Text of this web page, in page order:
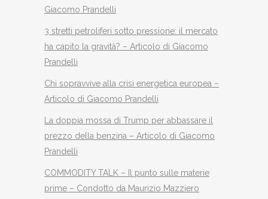
Giacomo Prandelli
3 stretti petroliferi sotto pressione: il mercato
ha capito la gravità? – Articolo di Giacomo
Prandelli
Chi sopravvive alla crisi energetica europea –
Articolo di Giacomo Prandelli
La doppia mossa di Trump per abbassare il
prezzo della benzina – Articolo di Giacomo
Prandelli
COMMODITY TALK – Il punto sulle materie
prime – Condotto da Maurizio Mazziero